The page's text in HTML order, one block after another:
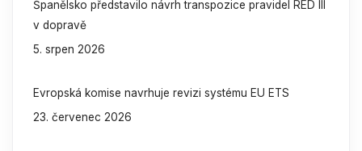
Španělsko představilo návrh transpozice pravidel RED III
v dopravě
5. srpen 2026
Evropská komise navrhuje revizi systému EU ETS
23. červenec 2026